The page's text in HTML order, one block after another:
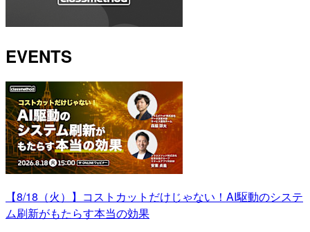
EVENTS
【8/18（火）】コストカットだけじゃない！AI駆動のシステ
ム刷新がもたらす本当の効果